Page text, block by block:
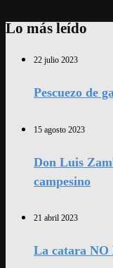
Lo más leído
22 julio 2023
Pescuezo de
15 agosto 2023
Don Luis
campesino
21 abril 2023
La catara NO